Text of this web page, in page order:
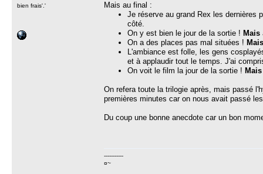
bien frais'.'
Mais au final :
Je réserve au grand Rex les dernières
côté.
On y est bien le jour de la sortie ! Mais
On a des places pas mal situées ! Mais
L'ambiance est folle, les gens
et à applaudir tout le temps. J'ai
On voit le film la jour de la sortie !
On refera toute la trilogie après, mais passé
premières minutes car on nous avait passé
Du coup une bonne anecdote car un bon
-----------
¤~